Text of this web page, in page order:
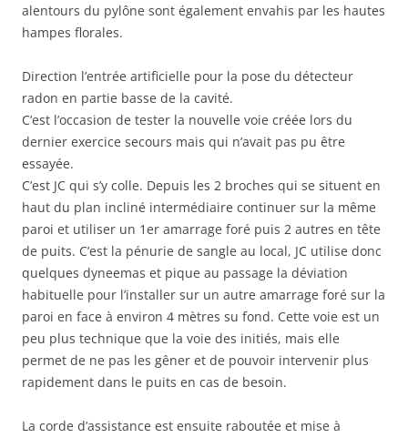
alentours du pylône sont également envahis par les hautes
hampes florales.
Direction l’entrée artificielle pour la pose du détecteur
radon en partie basse de la cavité.
C’est l’occasion de tester la nouvelle voie créée lors du
dernier exercice secours mais qui n’avait pas pu être
essayée.
C’est JC qui s’y colle. Depuis les 2 broches qui se situent en
haut du plan incliné intermédiaire continuer sur la même
paroi et utiliser un 1er amarrage foré puis 2 autres en tête
de puits. C’est la pénurie de sangle au local, JC utilise donc
quelques dyneemas et pique au passage la déviation
habituelle pour l’installer sur un autre amarrage foré sur la
paroi en face à environ 4 mètres su fond. Cette voie est un
peu plus technique que la voie des initiés, mais elle
permet de ne pas les gêner et de pouvoir intervenir plus
rapidement dans le puits en cas de besoin.
La corde d’assistance est ensuite raboutée et mise à